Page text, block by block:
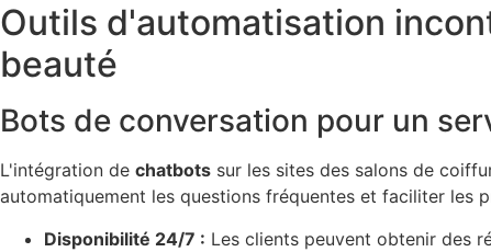
Outils d'automatisation
beauté
Bots de conversation pour un
L'intégration de chatbots sur les sites des salons de
automatiquement les questions fréquentes et faciliter les
Disponibilité 24/7 : Les clients peuvent obtenir des